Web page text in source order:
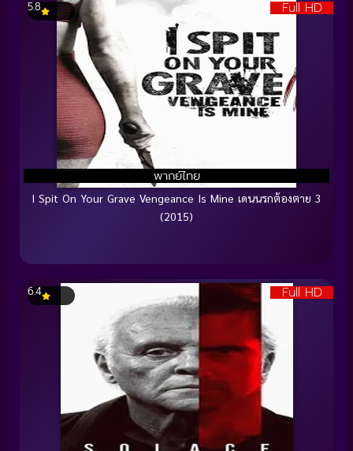
Full HD
พากย์ไทย
5.8
I Spit On Your Grave Vengeance Is Mine เดนนรกต้องตาย 3
(2015)
Full HD
6.4